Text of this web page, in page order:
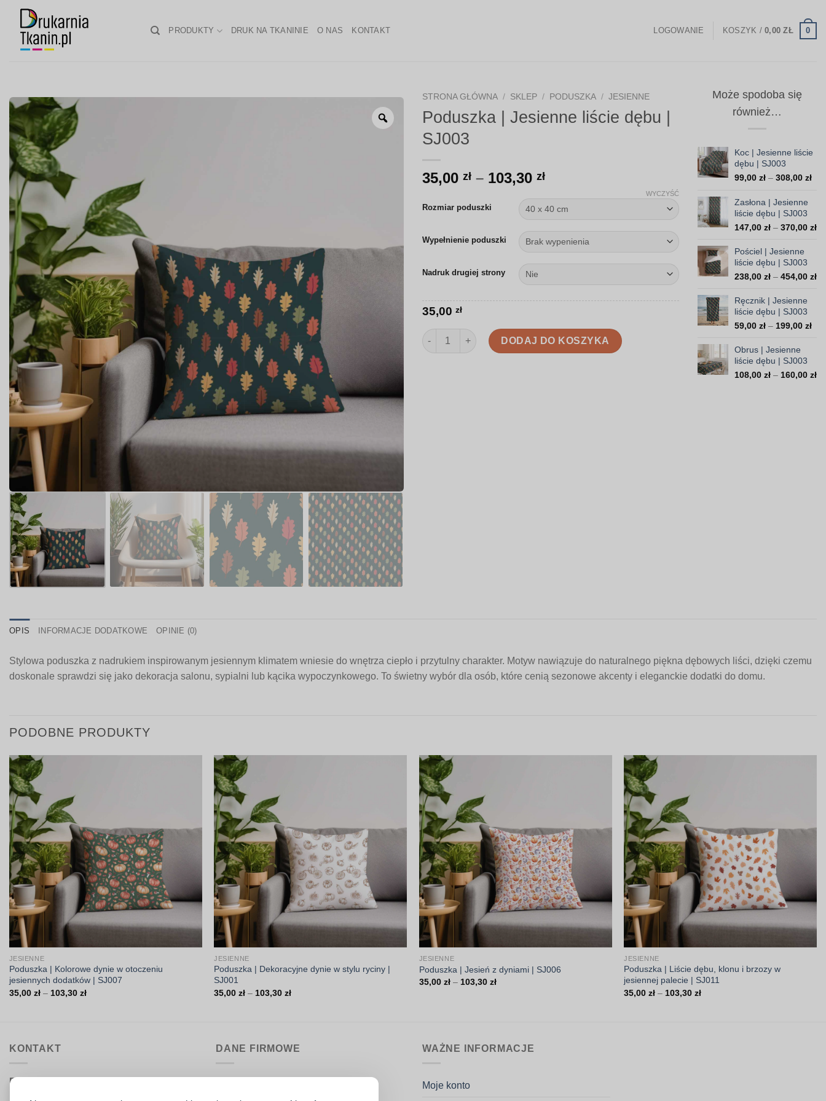
content
PRODUKTY DRUK NA TKANINIE O NAS KONTAKT LOGOWANIE KOSZYK /0,00ZŁ 0
Zoom
STRONA GŁÓWNA / SKLEP / PODUSZKA / JESIENNE
Poduszka | Jesienne liście dębu |
SJ003
35,00 zł – 103,30 złZakres
od
35,00 zł
do
103,30 zł
Rozmiar poduszki
Wypełnienie poduszki
Nadruk drugiej strony
WYCZYŚĆ
35,00 zł
ilość Poduszka | Jesienne liście dębu | SJ003
DODAJ DO KOSZYKA
Może spodoba się
również…
Koc | Jesienne liście
dębu | SJ003
99,00 zł – 308,00 zł
do
Zasłona | Jesienne
liście dębu | SJ003
147,00 zł – 370,00 zł
do
Pościel | Jesienne
liście dębu | SJ003
238,00 zł – 454,00 zł
Ręcznik | Jesienne
liście dębu | SJ003
59,00 zł – 199,00 zł
do
Obrus | Jesienne
liście dębu | SJ003
108,00 zł – 160,00 zł
OPIS INFORMACJE DODATKOWE OPINIE (0)
Stylowa poduszka z nadrukiem inspirowanym jesiennym klimatem wniesie do wnętrza ciepło i przytulny charakter. Motyw nawiązuje do naturalnego piękna dębowych liści, dzięki czemu
doskonale sprawdzi się jako dekoracja salonu, sypialni lub kącika wypoczynkowego. To świetny wybór dla osób, które cenią sezonowe akcenty i eleganckie dodatki do domu.
PODOBNE PRODUKTY
JESIENNE
Poduszka | Kolorowe dynie w otoczeniu
jesiennych dodatków | SJ007
35,00 zł – 103,30 złZakres
JESIENNE
Poduszka | Dekoracyjne dynie w stylu ryciny |
SJ001
35,00zł – 103,30złZakres
JESIENNE
Poduszka | Jesień z dyniami | SJ006
35,00 zł – 103,30 złZakres
JESIENNE
Poduszka | Liście dębu, klonu i brzozy w
jesiennej palecie | SJ011
35,00zł – 103,30złZakres
KONTAKT
Biuro obsługi:
DANE FIRMOWE WAŻNE INFORMACJE
Moje konto